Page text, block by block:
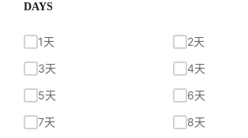
吃到飽不降速
吃到飽不降速
吃到飽不降速
吃到飽不降速
吃到飽不降速
吃到飽不降速
吃到飽不降速
吃到飽不降速
DAYS
1天
2天
3天
4天
5天
6天
7天
8天